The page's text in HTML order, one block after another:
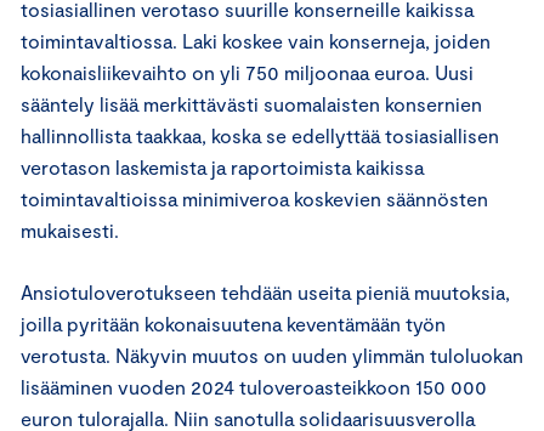
tosiasiallinen verotaso suurille konserneille kaikissa
toimintavaltiossa. Laki koskee vain konserneja, joiden
kokonaisliikevaihto on yli 750 miljoonaa euroa. Uusi
sääntely lisää merkittävästi suomalaisten konsernien
hallinnollista taakkaa, koska se edellyttää tosiasiallisen
verotason laskemista ja raportoimista kaikissa
toimintavaltioissa minimiveroa koskevien säännösten
mukaisesti.
Ansiotuloverotukseen tehdään useita pieniä muutoksia,
joilla pyritään kokonaisuutena keventämään työn
verotusta. Näkyvin muutos on uuden ylimmän tuloluokan
lisääminen vuoden 2024 tuloveroasteikkoon 150 000
euron tulorajalla. Niin sanotulla solidaarisuusverolla